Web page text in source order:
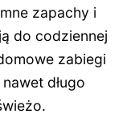
zapachy i
do codziennej
zabiegi
długo